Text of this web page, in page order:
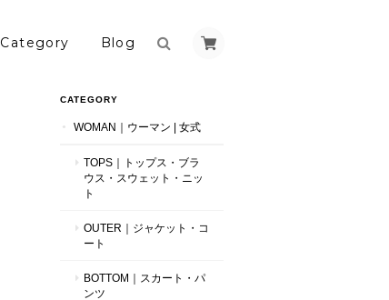
Category Blog
CATEGORY
WOMAN｜ウーマン | 女式
TOPS｜トップス・ブラ
ウス・スウェット・ニッ
ト
OUTER｜ジャケット・コ
ート
BOTTOM｜スカート・パ
ンツ